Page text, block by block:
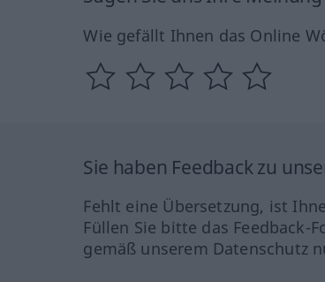
Wie gefällt Ihnen das Online
Sie haben Feedback zu
Fehlt eine Übersetzung, ist
Füllen Sie bitte das Feedback-
gemäß unserem Datenschutz